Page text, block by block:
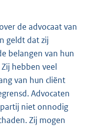
de advocaat van
geldt dat zij
belangen van hun
hebben veel
van hun cliënt
Advocaten
niet onnodig
Zij mogen